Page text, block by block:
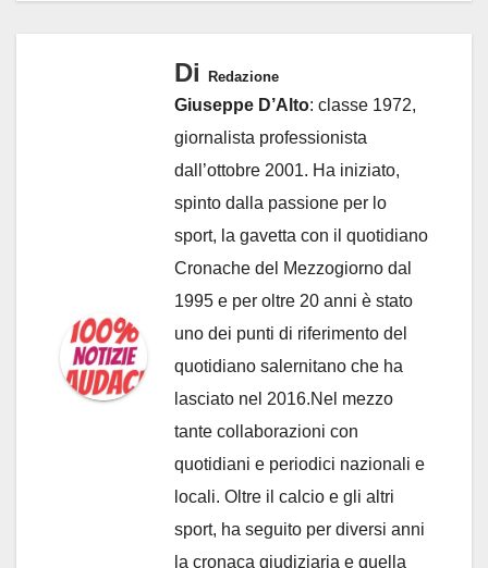
Di Redazione
Giuseppe D’Alto: classe 1972,
giornalista professionista
dall’ottobre 2001. Ha iniziato,
spinto dalla passione per lo
sport, la gavetta con il quotidiano
Cronache del Mezzogiorno dal
1995 e per oltre 20 anni è stato
uno dei punti di riferimento del
quotidiano salernitano che ha
lasciato nel 2016.Nel mezzo
tante collaborazioni con
quotidiani e periodici nazionali e
locali. Oltre il calcio e gli altri
sport, ha seguito per diversi anni
la cronaca giudiziaria e quella